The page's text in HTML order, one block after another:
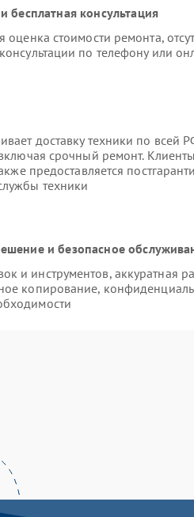
бесплатная консультация
стоимости ремонта,
по телефону или
доставку техники по всей
срочный ремонт.
предоставляется
техники
и безопасное
и инструментов, аккуратная
копирование,